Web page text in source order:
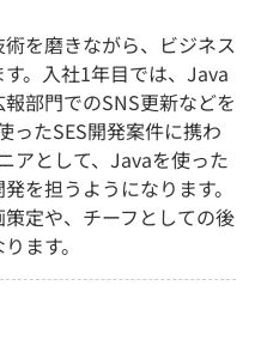
を磨きながら、ビジネス
。入社1年目では、Java
部門でのSNS更新などを
ったSES開発案件に携わ
アとして、Javaを使った
を担うようになります。
定や、チーフとしての後
ます。